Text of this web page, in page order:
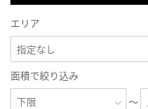
エリア
面積で絞り込み
～